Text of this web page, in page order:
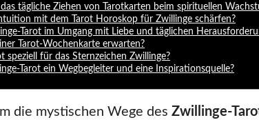
tägliche Ziehen von Tarotkarten beim spirituellen
mit dem Tarot Horoskop für Zwillinge schärfen?
Tarot im Umgang mit Liebe und täglichen
Tarot-Wochenkarte erwarten?
speziell für das Sternzeichen Zwillinge?
Tarot ein Wegbegleiter und eine Inspirationsquelle?
die mystischen Wege des Zwillinge-